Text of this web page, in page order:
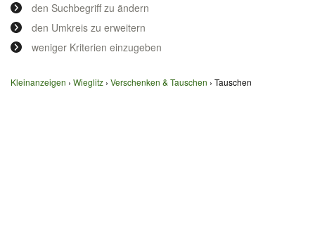
den Suchbegriff zu ändern
den Umkreis zu erweitern
weniger Kriterien einzugeben
Kleinanzeigen Wieglitz Verschenken & Tauschen Tauschen